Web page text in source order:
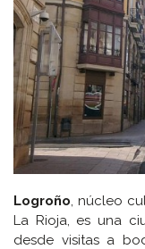
Logroño , núcleo
La Rioja, es una
desde visitas a